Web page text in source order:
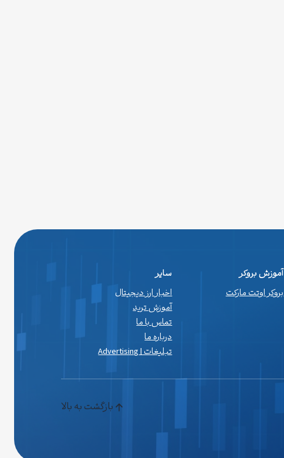
آموزش بروکر
بروکر اوتت مارکت
سایر
اخبار ارز دیجیتال
آموزش ترید
تماس با ما
درباره ما
تبلیغات | Advertising
بازگشت به بالا